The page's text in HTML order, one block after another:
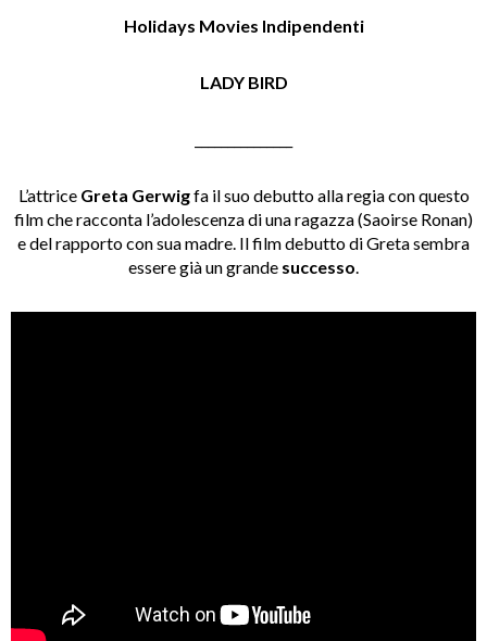
Holidays Movies Indipendenti
LADY BIRD
L’attrice Greta Gerwigfa il suo debutto alla regia con questo
film che racconta l’adolescenza di una ragazza (Saoirse Ronan)
e del rapporto con sua madre. Il film debutto di Greta sembra
essere già un grande successo.